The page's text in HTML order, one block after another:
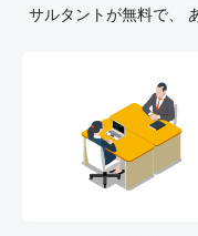
サルタントが無料で、